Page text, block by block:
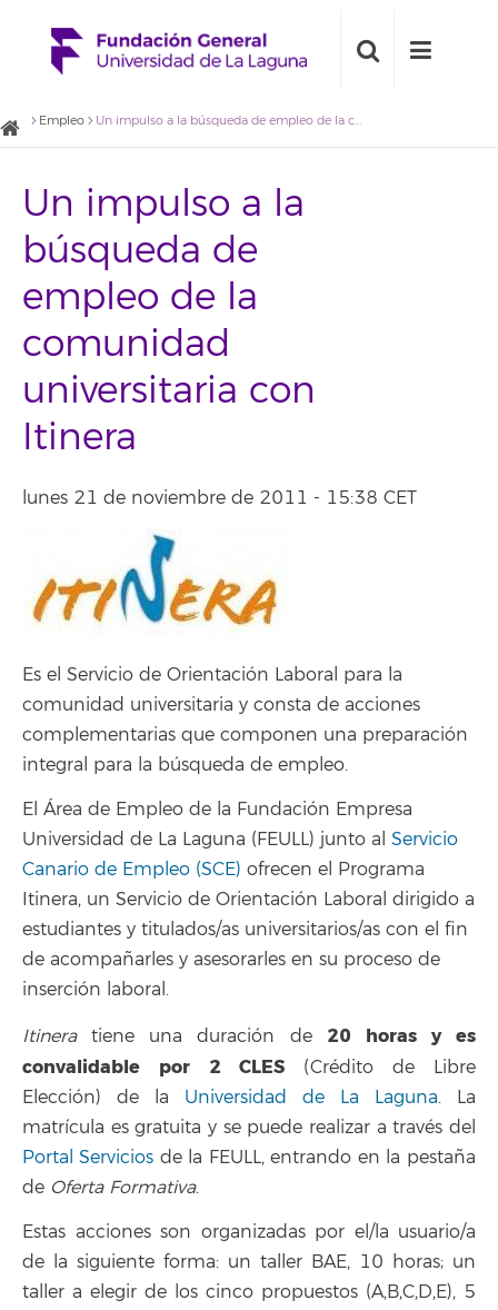
Empleo Un impulso a la búsqueda de empleo de la comunidad universitaria con Itinera
Un impulso a la
búsqueda de
empleo de la
comunidad
universitaria con
Itinera
lunes 21 de noviembre de 2011 - 15:38 CET
Es el Servicio de Orientación Laboral para la
comunidad universitaria y consta de acciones
complementarias que componen una preparación
integral para la búsqueda de empleo.
El Área de Empleo de la Fundación Empresa
Universidad de La Laguna (FEULL) junto al Servicio
Canario de Empleo (SCE) ofrecen el Programa
Itinera, un Servicio de Orientación Laboral dirigido a
estudiantes y titulados/as universitarios/as con el fin
de acompañarles y asesorarles en su proceso de
inserción laboral.
Itineratiene una duración de 20 horas y es
convalidable por 2 CLES (Crédito de Libre
Elección) de la Universidad de La Laguna. La
matrícula es gratuita y se puede realizar a través del
Portal Servicios de la FEULL, entrando en la pestaña
de Oferta Formativa.
Estas acciones son organizadas por el/la usuario/a
de la siguiente forma: un taller BAE, 10 horas; un
taller a elegir de los cinco propuestos (A,B,C,D,E), 5